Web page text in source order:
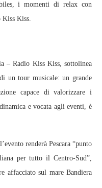
i momenti di relax con
Kiss Kiss.
– Radio Kiss Kiss, sottolinea
un tour musicale: un grande
capace di valorizzare i
e vocata agli eventi, è
renderà Pescara “punto
per tutto il Centro-Sud”,
affacciato sul mare Bandiera